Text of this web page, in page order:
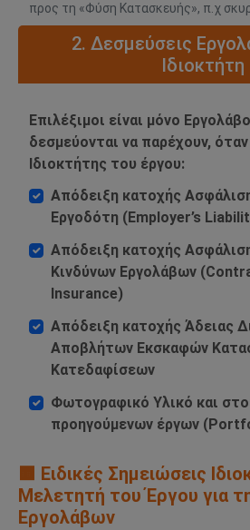
προς τη «Φύση Κατασκευής», π.χ
2. Δεσμεύσεις
Ιδιοκτήτη
Επιλέξιμοι είναι μόνο
δεσμεύονται να παρέχουν,
Ιδιοκτήτης του έργου:
Απόδειξη κατοχής
Εργοδότη (Employer’s
Απόδειξη κατοχής
Κινδύνων Εργολάβων
Insurance)
Απόδειξη κατοχής Άδειας
Αποβλήτων Εκσκαφών
Κατεδαφίσεων
Φωτογραφικό Υλικό και
προηγούμενων έργων
🟧 Ειδικές Σημειώσεις
Μελετητή του Έργου για
Εργολάβων